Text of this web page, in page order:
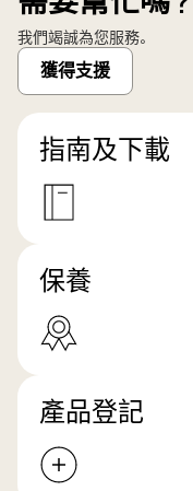
我們竭誠為您服務。
獲得支援
指南及下載
保養
產品登記